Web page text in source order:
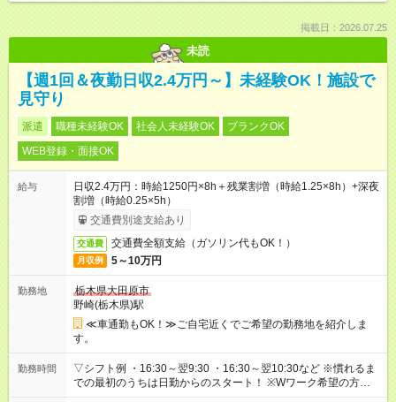
掲載日：2026.07.25
未読
【週1回＆夜勤日収2.4万円～】未経験OK！施設で
見守り
派遣 職種未経験OK 社会人未経験OK
ブランクOK
WEB登録・面接OK
給与
日収2.4万円：時給1250円×8h＋残業割増（時給1.25×8h）+深夜
割増（時給0.25×5h）
交通費別途支給あり
交通費 交通費全額支給（ガソリン代もOK！）
月収例 5～10万円
勤務地
栃木県大田原市
野崎(栃木県)駅
≪車通勤もOK！≫ご自宅近くでご希望の勤務地を紹介しま
す。
勤務時間
▽シフト例 ・16:30～翌9:30 ・16:30～翌10:30など ※慣れるま
での最初のうちは日勤からのスタート！ ※Wワーク希望の方へ
今ご覧のお仕事で希望する勤務時間と、もう1つのお仕事の勤務